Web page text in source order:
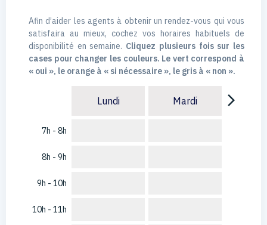
Afin d’aider les agents à obtenir un rendez-vous qui vous
satisfaira au mieux, cochez vos horaires habituels de
disponibilité en semaine. Cliquez plusieurs fois sur les
cases pour changer les couleurs. Le vert correspond à
« oui », le orange à « si nécessaire », le gris à « non ».
7h - 8h
8h - 9h
9h - 10h
10h - 11h
Lundi Mardi arrow_forward_ios